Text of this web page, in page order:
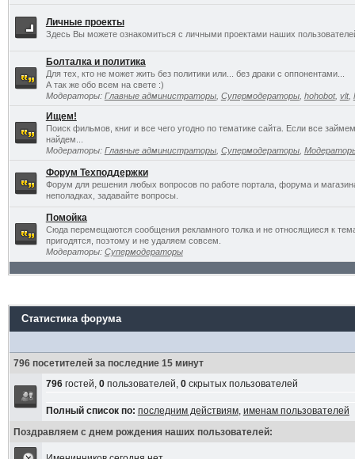
Личные проекты
Здесь Вы можете ознакомиться с личными проектами наших
Болталка и политика
Для тех, кто не может жить без политики или... без драки с оппонентами...
А так же обо всем на свете :)
Модераторы: Главные администраторы, Супермодераторы, hohobot, vlt,
Ищем!
Поиск фильмов, книг и все чего угодно по тематике сайта. Если все
найдем...
Модераторы: Главные администраторы, Супермодераторы,
Форум Техподдержки
Форум для решения любых вопросов по работе портала, форума и
неполадках, задавайте вопросы.
Помойка
Сюда перемещаются сообщения рекламного толка и не относящиеся к
пригодятся, поэтому и не удаляем совсем.
Модераторы: Супермодераторы
Статистика форума
796 посетителей за последние 15 минут
796гостей, 0пользователей, 0скрытых пользователей
Полный список по: последним действиям, именам пользователей
Поздравляем с днем рождения наших пользователей: